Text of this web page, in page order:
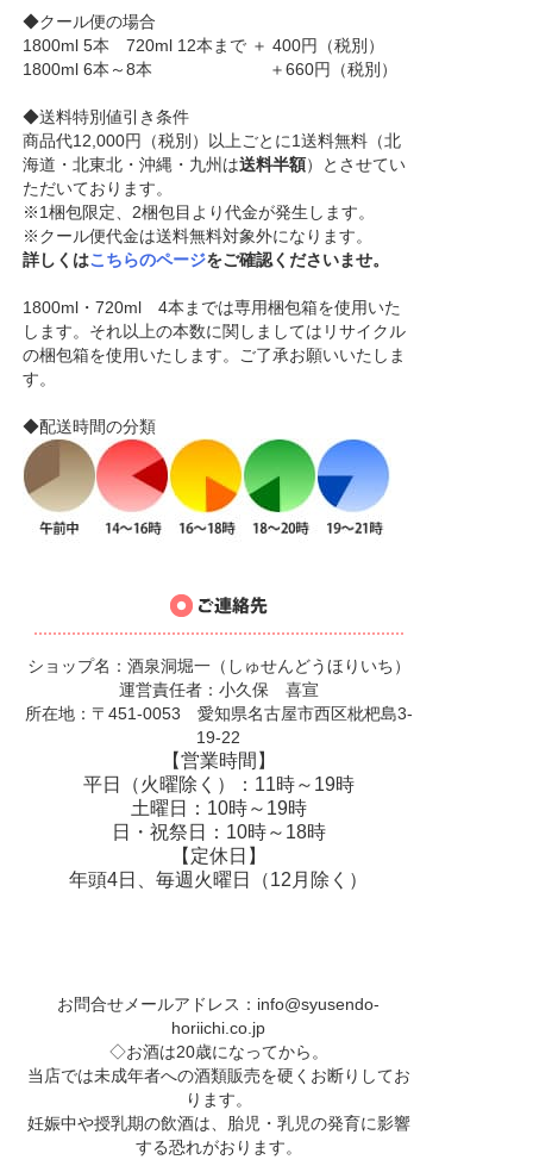
◆クール便の場合
1800ml 5本 720ml 12本まで ＋ 400円（税別）
1800ml 6本～8本 ＋660円（税別）
◆送料特別値引き条件
商品代12,000円（税別）以上ごとに1送料無料（北
海道・北東北・沖縄・九州は送料半額）とさせてい
ただいております。
※1梱包限定、2梱包目より代金が発生します。
※クール便代金は送料無料対象外になります。
詳しくはこちらのページをご確認くださいませ。
1800ml・720ml 4本までは専用梱包箱を使用いた
します。それ以上の本数に関しましてはリサイクル
の梱包箱を使用いたします。ご了承お願いいたしま
す。
◆配送時間の分類
ショップ名：酒泉洞堀一（しゅせんどうほりいち）
運営責任者：小久保 喜宣
所在地：〒451-0053 愛知県名古屋市西区枇杷島3-
19-22
【営業時間】
平日（火曜除く）：11時～19時
土曜日：10時～19時
日・祝祭日：10時～18時
【定休日】
年頭4日、毎週火曜日（12月除く）
お問合せメールアドレス： info@syusendo-
horiichi.co.jp
◇お酒は20歳になってから。
当店では未成年者への酒類販売を硬くお断りしてお
ります。
妊娠中や授乳期の飲酒は、胎児・乳児の発育に影響
する恐れがおります。